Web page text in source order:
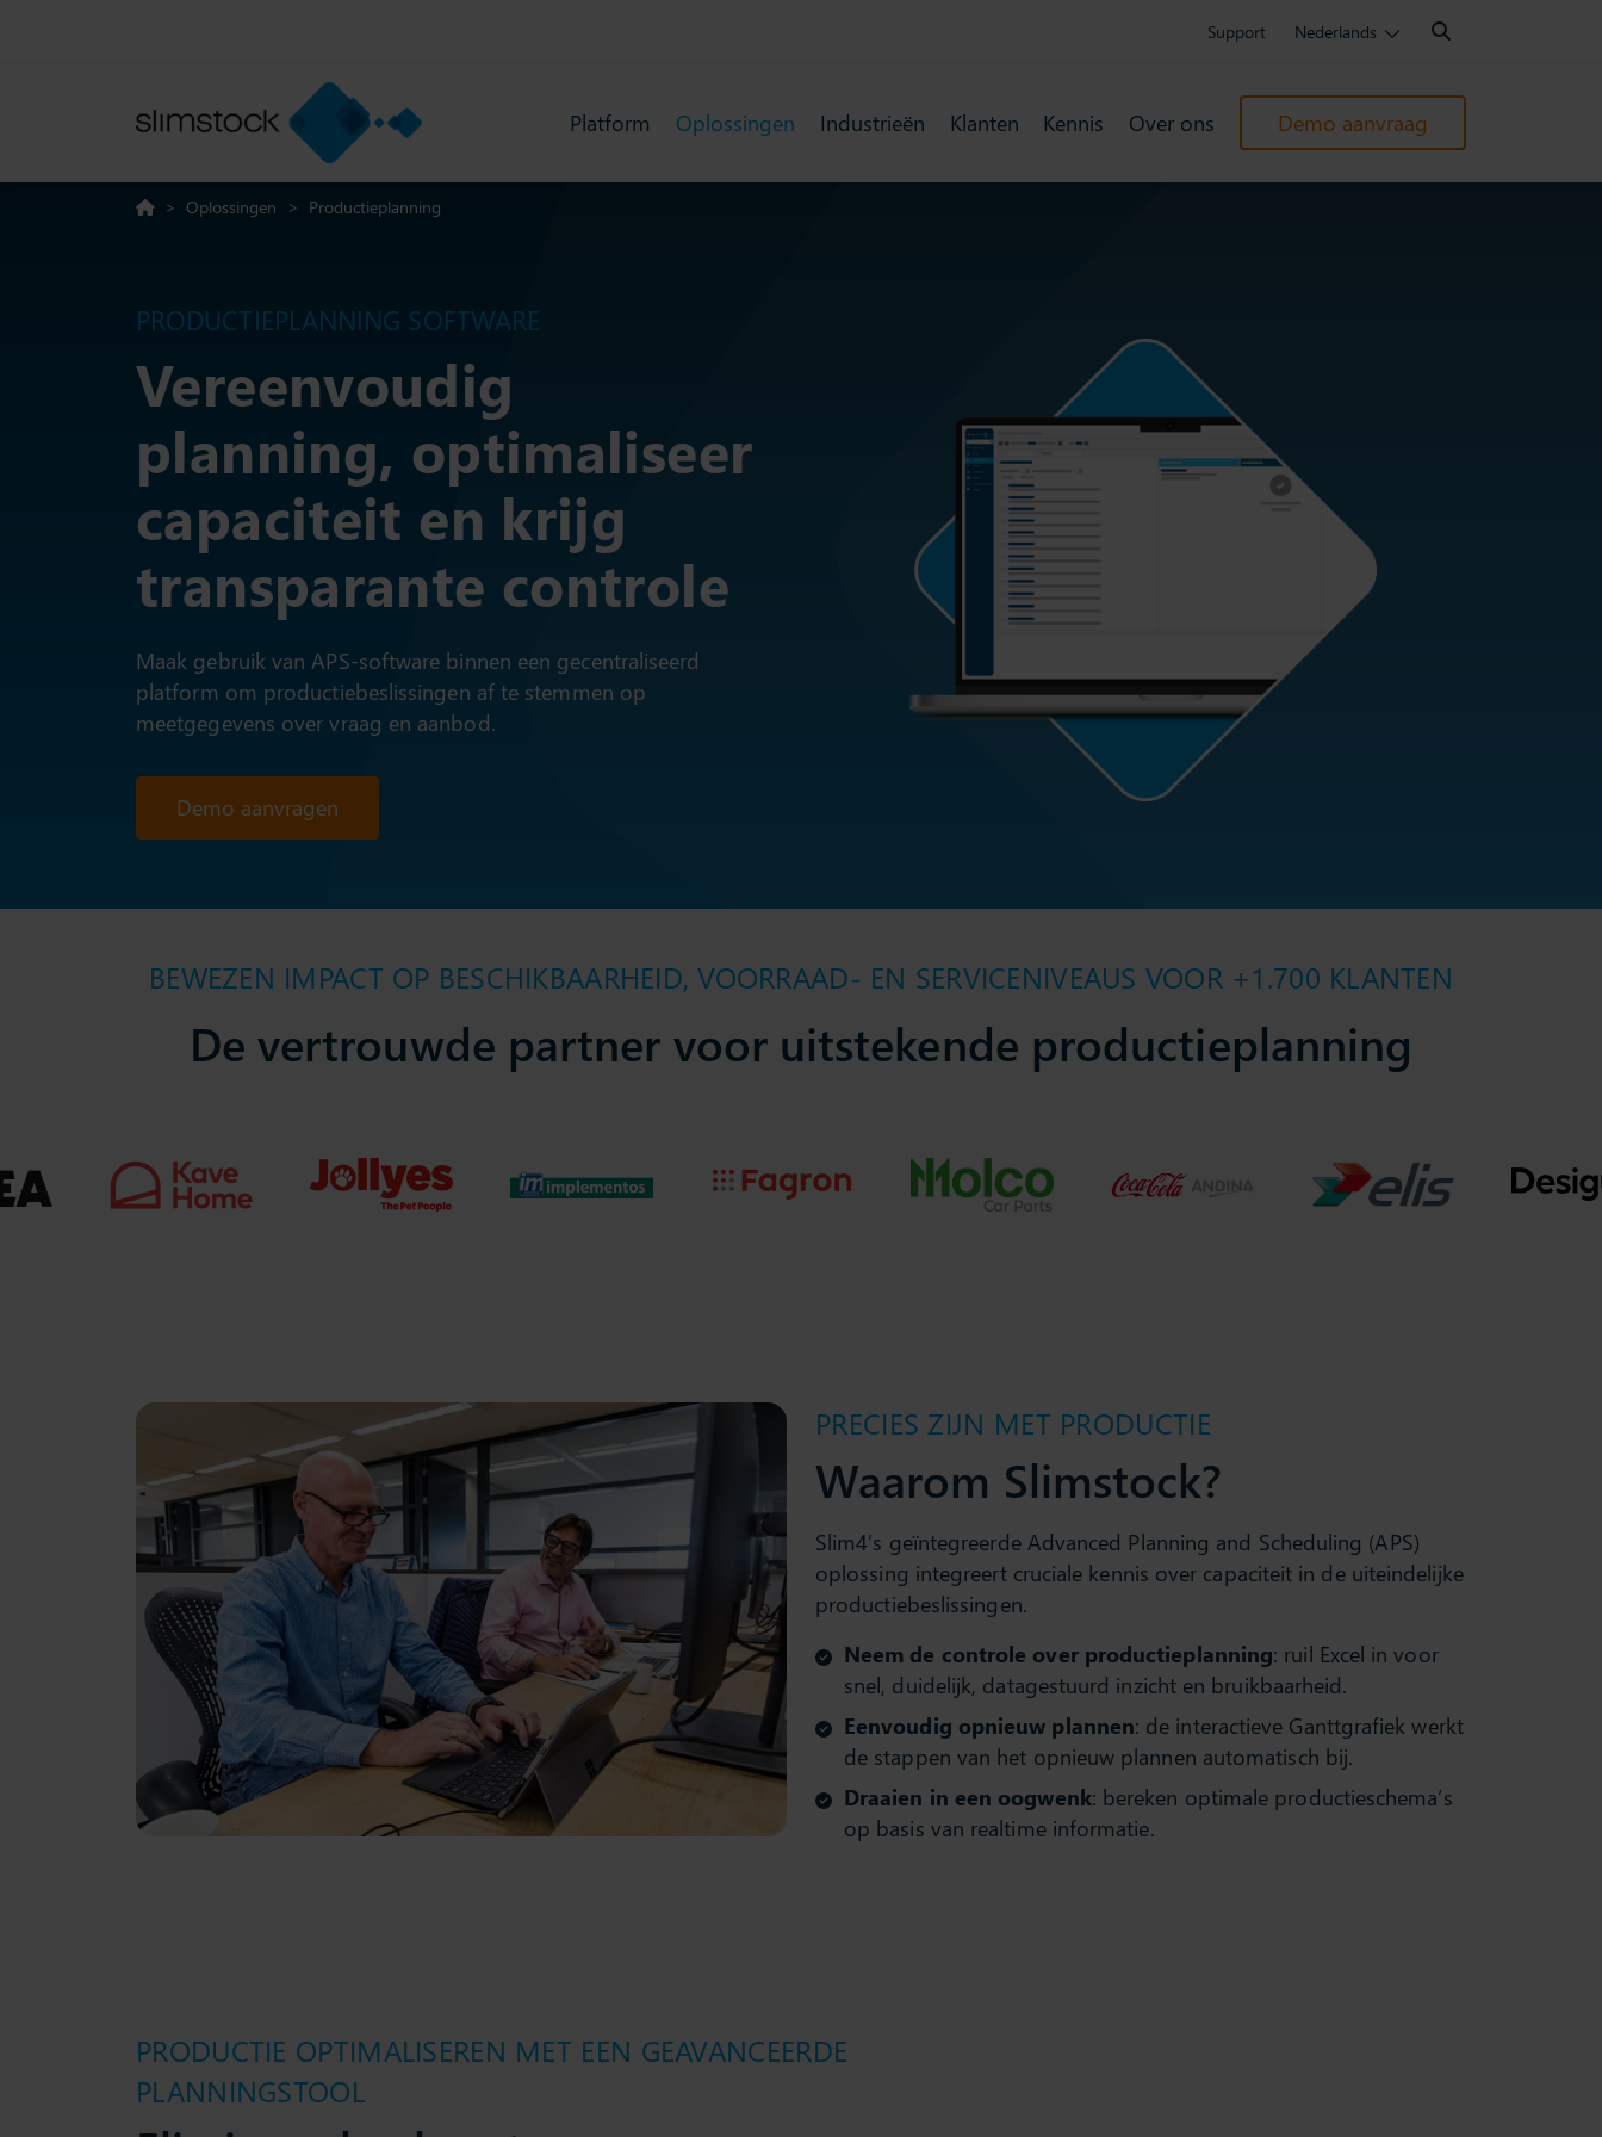
Support Nederlands
Search:
Platform Oplossingen Industrieën Klanten Kennis Over ons Demo aanvraag
> Oplossingen > Productieplanning
PRODUCTIEPLANNING SOFTWARE
Vereenvoudig
planning, optimaliseer
capaciteit en krijg
transparante controle
Maak gebruik van APS-software binnen een gecentraliseerd
platform om productiebeslissingen af te stemmen op
meetgegevens over vraag en aanbod.
Demo aanvragen
BEWEZEN IMPACT OP BESCHIKBAARHEID, VOORRAAD- EN SERVICENIVEAUS VOOR +1.700 KLANTEN
De vertrouwde partner voor uitstekende productieplanning
PRECIES ZIJN MET PRODUCTIE
Waarom Slimstock?
Slim4’s geïntegreerde Advanced Planning and Scheduling (APS)
oplossing integreert cruciale kennis over capaciteit in de uiteindelijke
productiebeslissingen.
Neem de controle over productieplanning: ruil Excel in voor
snel, duidelijk, datagestuurd inzicht en bruikbaarheid.
Eenvoudig opnieuw plannen: de interactieve Ganttgrafiek werkt
de stappen van het opnieuw plannen automatisch bij.
Draaien in een oogwenk: bereken optimale productieschema’s
op basis van realtime informatie.
PRODUCTIE OPTIMALISEREN MET EEN GEAVANCEERDE
PLANNINGSTOOL